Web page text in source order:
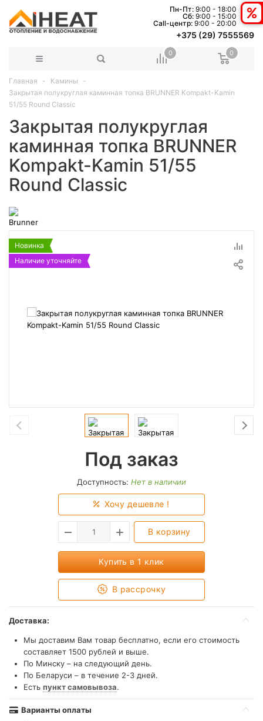
Пн-Пт: 9:00 - 18:00
Сб: 9:00 - 15:00
Сall-центр: 9:00 - 20:00
+375 (29) 7555569
0 0
Главная
Камины
Закрытая полукруглая каминная топка BRUNNER Kompakt-Kamin
51/55 Round Classic
Закрытая полукруглая
каминная топка BRUNNER
Kompakt-Kamin 51/55
Round Classic
Новинка
Наличие уточняйте
Под заказ
Доступность: Нет в наличии
Хочу дешевле !
В корзину
Купить в 1 клик
В рассрочку
Доставка:
Мы доставим Вам товар бесплатно, если его стоимость
составляет 1500 рублей и выше.
По Минску – на следующий день.
По Беларуси – в течение 2-3 дней.
Есть пункт самовывоза.
Варианты оплаты